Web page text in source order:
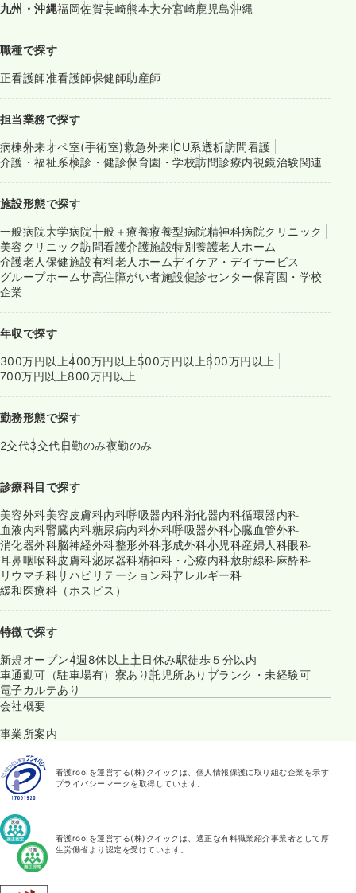
九州・沖縄福岡佐賀長崎熊本大分宮崎鹿児島沖縄
職種で探す
正看護師准看護師保健師助産師
担当業務で探す
病棟外来オペ室(手術室)救急外来ICU系透析訪問看護
介護・福祉系検診・健診保育園・学校訪問診療内視鏡治験関連
施設形態で探す
一般病院大学病院一般＋療養療養型病院精神科病院クリニック
美容クリニック訪問看護介護施設特別養護老人ホーム
介護老人保健施設有料老人ホームデイケア・デイサービス
グループホームサ高住障がい者施設健診センター保育園・学校
企業
年収で探す
300万円以上400万円以上 500万円以上600万円以上
700万円以上800万円以上
勤務形態で探す
2交代3交代日勤のみ夜勤のみ
診療科目で探す
美容外科美容皮膚科内科呼吸器内科消化器内科循環器内科
血液内科腎臓内科糖尿病内科外科呼吸器外科心臓血管外科
消化器外科脳神経外科整形外科形成外科小児科産婦人科眼科
耳鼻咽喉科皮膚科泌尿器科精神科・心療内科放射線科麻酔科
リウマチ科リハビリテーション科アレルギー科
緩和医療科（ホスピス）
特徴で探す
新規オープン4週8休以上 土日休み駅徒歩５分以内
車通勤可（駐車場有） 寮あり託児所あり ブランク・未経験可
電子カルテあり
会社概要
事業所案内
看護roo!を運営する(株)クイックは、個人情報保護に取り組む企業を示す
プライバシーマークを取得しています。
看護roo!を運営する(株)クイックは、適正な有料職業紹介事業者として厚
生労働省より認定を受けています。